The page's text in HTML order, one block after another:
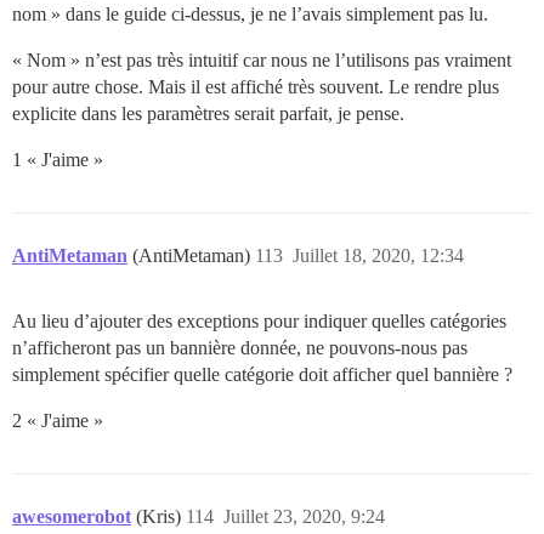
nom » dans le guide ci-dessus, je ne l’avais simplement pas lu.
« Nom » n’est pas très intuitif car nous ne l’utilisons pas vraiment
pour autre chose. Mais il est affiché très souvent. Le rendre plus
explicite dans les paramètres serait parfait, je pense.
1 « J'aime »
AntiMetaman (AntiMetaman) Juillet 18, 2020, 12:34
113
Au lieu d’ajouter des exceptions pour indiquer quelles catégories
n’afficheront pas un bannière donnée, ne pouvons-nous pas
simplement spécifier quelle catégorie doit afficher quel bannière ?
2 « J'aime »
awesomerobot (Kris) Juillet 23, 2020, 9:24
114